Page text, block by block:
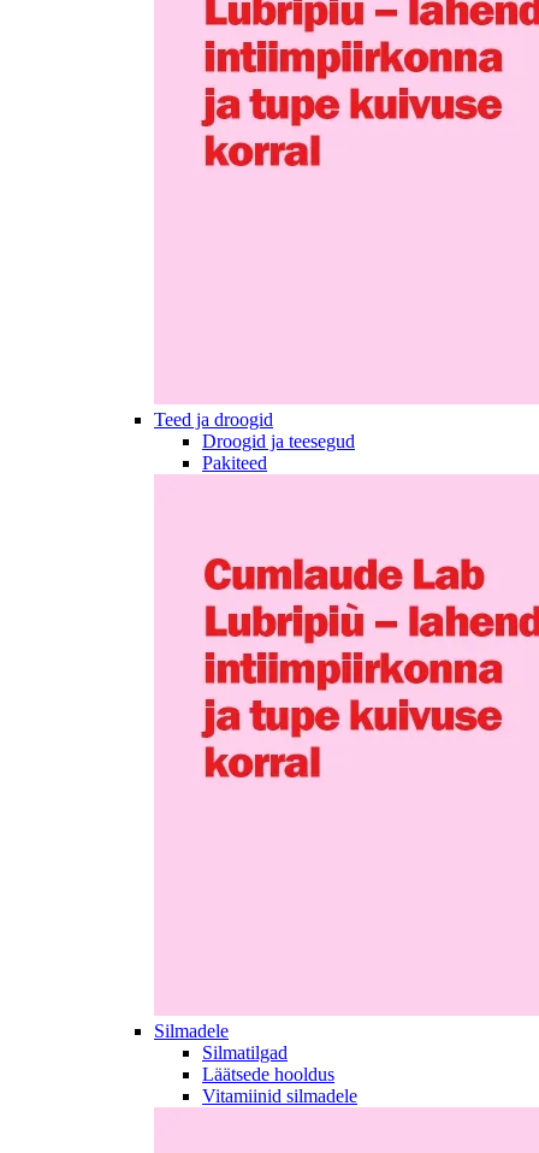
Teed ja droogid
Droogid ja teesegud
Pakiteed
Silmadele
Silmatilgad
Läätsede hooldus
Vitamiinid silmadele